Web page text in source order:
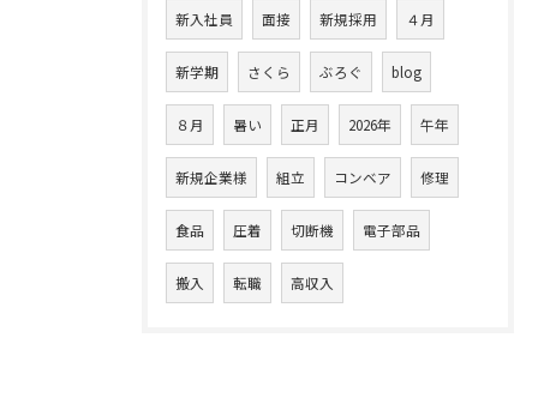
新入社員 面接 新規採用 ４月
新学期 さくら ぶろぐ blog
８月 暑い 正月 2026年 午年
新規企業様 組立 コンベア 修理
食品 圧着 切断機 電子部品
搬入 転職 高収入